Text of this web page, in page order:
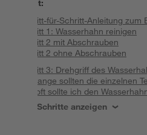
Inhalt:
Schritt-für-Schritt-Anleitung zum
Schritt 1: Wasserhahn reinigen
Schritt 2 mit Abschrauben
Schritt 2 ohne Abschrauben
Schritt 3: Drehgriff des
Wie lange sollten die einzelnen
Wie oft sollte ich den
Alle Schritte anzeigen